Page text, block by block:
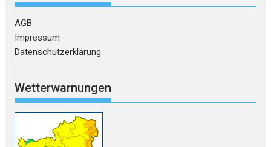
AGB
Impressum
Datenschutzerklärung
Wetterwarnungen